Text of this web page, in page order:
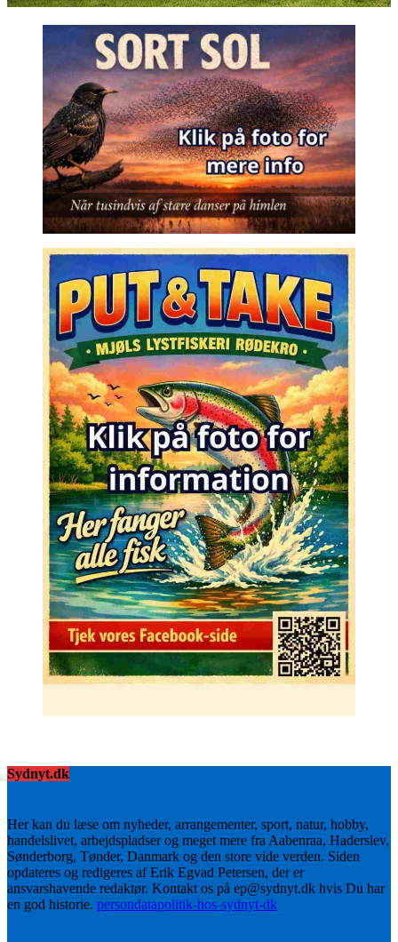
Sydnyt.dk
Her kan du læse om nyheder, arrangementer, sport, natur, hobby,
handelslivet, arbejdspladser og meget mere fra Aabenraa, Haderslev,
Sønderborg, Tønder, Danmark og den store vide verden. Siden
opdateres og redigeres af Erik Egvad Petersen, der er
ansvarshavende redaktør. Kontakt os på ep@sydnyt.dk hvis Du har
en god historie. persondatapolitik-hos-sydnyt-dk